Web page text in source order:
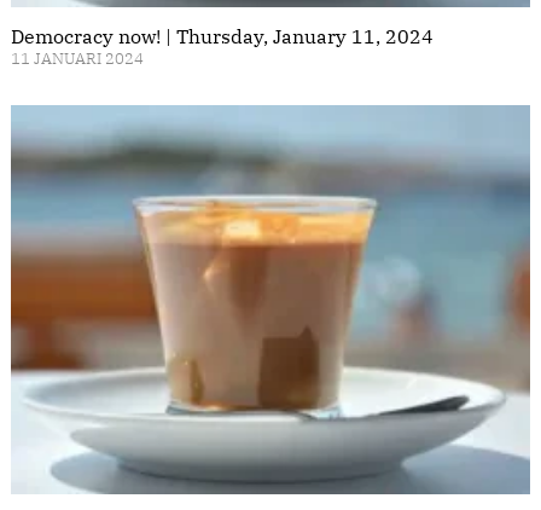
Democracy now! | Thursday, January 11, 2024
11 JANUARI 2024